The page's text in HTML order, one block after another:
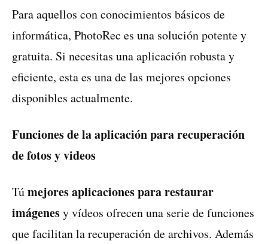
Para aquellos con conocimientos básicos de
informática, PhotoRec es una solución potente y
gratuita. Si necesitas una aplicación robusta y
eficiente, esta es una de las mejores opciones
disponibles actualmente.
Funciones de la aplicación para recuperación
de fotos y videos
Túmejores aplicaciones para restaurar
imágenesy vídeos ofrecen una serie de funciones
que facilitan la recuperación de archivos. Además